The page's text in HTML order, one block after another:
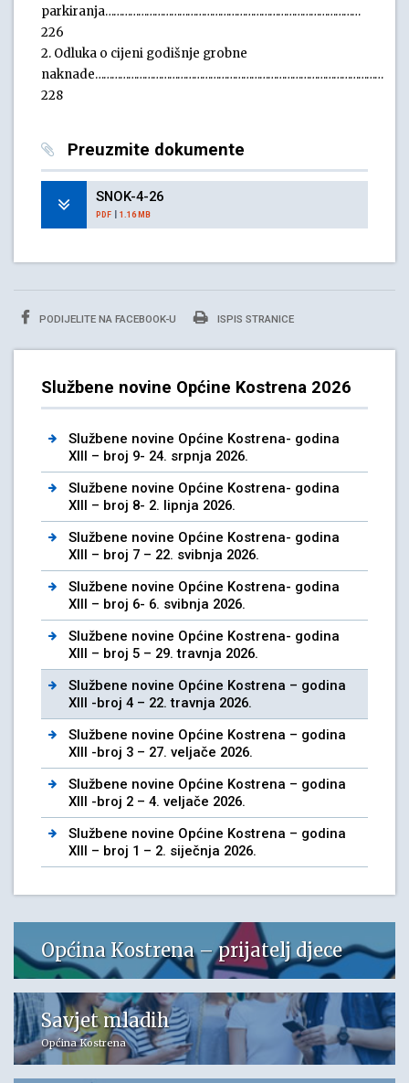
parkiranja…………………………………………………………………………………
226
2. Odluka o cijeni godišnje grobne
naknade……………………………………………………………………………………………
228
Preuzmite dokumente
SNOK-4-26
PDF | 1.16 MB
PODIJELITE NA FACEBOOK-U ISPIS STRANICE
Službene novine Općine Kostrena 2026
Službene novine Općine Kostrena- godina
XIII – broj 9- 24. srpnja 2026.
Službene novine Općine Kostrena- godina
XIII – broj 8- 2. lipnja 2026.
Službene novine Općine Kostrena- godina
XIII – broj 7 – 22. svibnja 2026.
Službene novine Općine Kostrena- godina
XIII – broj 6- 6. svibnja 2026.
Službene novine Općine Kostrena- godina
XIII – broj 5 – 29. travnja 2026.
Službene novine Općine Kostrena – godina
XIII -broj 4 – 22. travnja 2026.
Službene novine Općine Kostrena – godina
XIII -broj 3 – 27. veljače 2026.
Službene novine Općine Kostrena – godina
XIII -broj 2 – 4. veljače 2026.
Službene novine Općine Kostrena – godina
XIII – broj 1 – 2. siječnja 2026.
Općina Kostrena – prijatelj djece
Savjet mladih
Općina Kostrena